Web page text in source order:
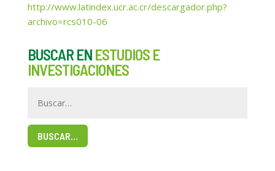
http://www.latindex.ucr.ac.cr/descargador.php?
archivo=rcs010-06
BUSCAR EN ESTUDIOS E
INVESTIGACIONES
BUSCAR…